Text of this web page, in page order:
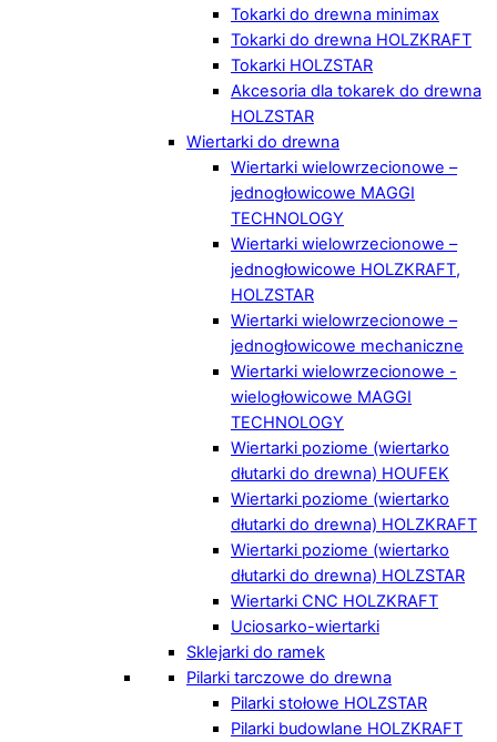
Tokarki do drewna minimax
Tokarki do drewna HOLZKRAFT
Tokarki HOLZSTAR
Akcesoria dla tokarek do drewna
HOLZSTAR
Wiertarki do drewna
Wiertarki wielowrzecionowe –
jednogłowicowe MAGGI
TECHNOLOGY
Wiertarki wielowrzecionowe –
jednogłowicowe HOLZKRAFT,
HOLZSTAR
Wiertarki wielowrzecionowe –
jednogłowicowe mechaniczne
Wiertarki wielowrzecionowe -
wielogłowicowe MAGGI
TECHNOLOGY
Wiertarki poziome (wiertarko
dłutarki do drewna) HOUFEK
Wiertarki poziome (wiertarko
dłutarki do drewna) HOLZKRAFT
Wiertarki poziome (wiertarko
dłutarki do drewna) HOLZSTAR
Wiertarki CNC HOLZKRAFT
Uciosarko-wiertarki
Sklejarki do ramek
Pilarki tarczowe do drewna
Pilarki stołowe HOLZSTAR
Pilarki budowlane HOLZKRAFT